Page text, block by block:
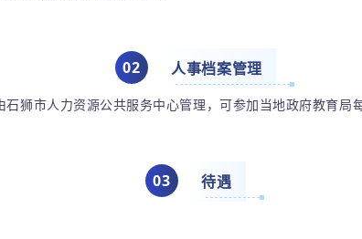
02 人事档案管理
狮市人力资源公共服务中心管理，可参加当地政府教育
03 待遇